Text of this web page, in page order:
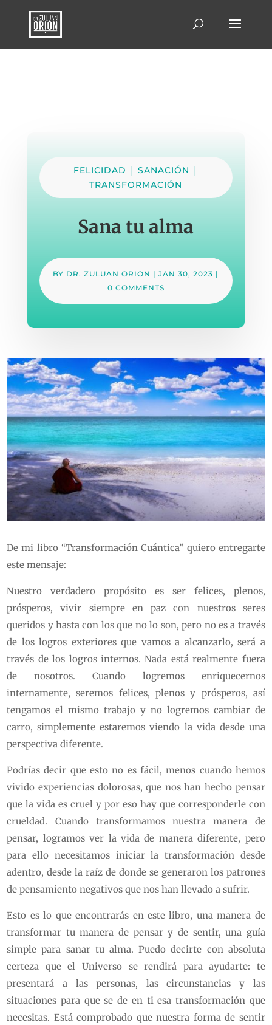
FELICIDAD |SANACIÓN |
TRANSFORMACIÓN
Sana tu alma
BY DR. ZULUAN ORION |JAN 30, 2023 |
0 COMMENTS
De mi libro “Transformación Cuántica” quiero entregarte
este mensaje:
Nuestro verdadero propósito es ser felices, plenos,
prósperos, vivir siempre en paz con nuestros seres
queridos y hasta con los que no lo son, pero no es a través
de los logros exteriores que vamos a alcanzarlo, será a
través de los logros internos. Nada está realmente fuera
de nosotros. Cuando logremos enriquecernos
internamente, seremos felices, plenos y prósperos, así
tengamos el mismo trabajo y no logremos cambiar de
carro, simplemente estaremos viendo la vida desde una
perspectiva diferente.
Podrías decir que esto no es fácil, menos cuando hemos
vivido experiencias dolorosas, que nos han hecho pensar
que la vida es cruel y por eso hay que corresponderle con
crueldad. Cuando transformamos nuestra manera de
pensar, logramos ver la vida de manera diferente, pero
para ello necesitamos iniciar la transformación desde
adentro, desde la raíz de donde se generaron los patrones
de pensamiento negativos que nos han llevado a sufrir.
Esto es lo que encontrarás en este libro, una manera de
transformar tu manera de pensar y de sentir, una guía
simple para sanar tu alma. Puedo decirte con absoluta
certeza que el Universo se rendirá para ayudarte: te
presentará a las personas, las circunstancias y las
situaciones para que se de en ti esa transformación que
necesitas. Está comprobado que nuestra forma de sentir